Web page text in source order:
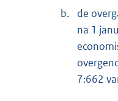
b.
de
na 1
7:662